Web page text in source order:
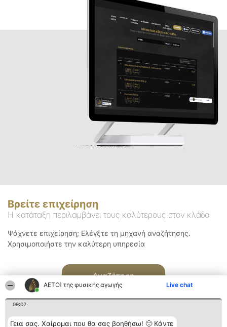
ΑΕΤΟΊ της φυσικής αγωγής Live chat
09:02
Γεια σας. Χαίρομαι που θα σας βοηθήσω! 🙂 Κάντε
Βρείτε επιχείρηση
Η κατάταξη περιλαμβάνει τους καλύτερους στον κλάδο
Ψάχνετε επιχείρηση; Ελέγξτε τη μηχανή αναζήτησης.
Χρησιμοποιήστε την καλύτερη υπηρεσία
Αναζήτηση